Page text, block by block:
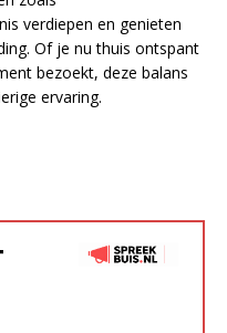
verdiepen en genieten
Of je nu thuis ontspant
bezoekt, deze balans
ervaring.